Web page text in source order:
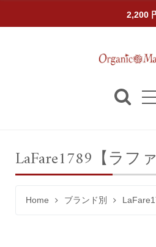
2,200
LaFare1789【ラファ
Home ブランド別